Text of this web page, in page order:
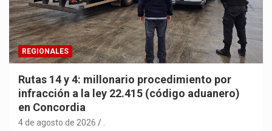
REGIONALES
Rutas 14 y 4: millonario procedimiento por
infracción a la ley 22.415 (código aduanero)
en Concordia
4 de agosto de 2026